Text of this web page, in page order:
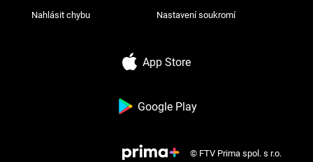
Nahlásit chybu Nastavení soukromí
App Store
Google Play
© FTV Prima spol. s r.o.